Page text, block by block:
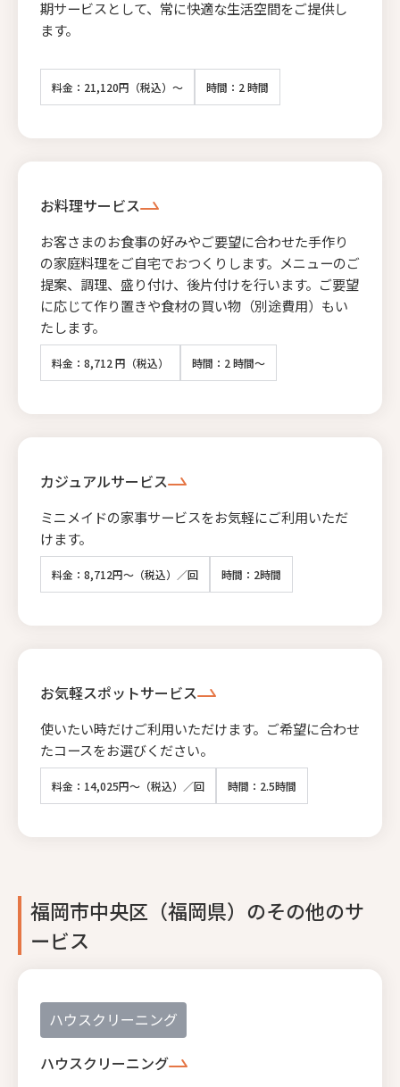
期サービスとして、常に快適な生活空間をご提供し
ます。
料金：21,120円（税込）～ 時間：2 時間
お料理サービス
お客さまのお食事の好みやご要望に合わせた手作り
の家庭料理をご自宅でおつくりします。メニューのご
提案、調理、盛り付け、後片付けを行います。ご要望
に応じて作り置きや食材の買い物（別途費用）もい
たします。
料金：8,712 円（税込） 時間：2 時間～
カジュアルサービス
ミニメイドの家事サービスをお気軽にご利用いただ
けます。
料金：8,712円～（税込）／回 時間：2時間
お気軽スポットサービス
使いたい時だけご利用いただけます。ご希望に合わせ
たコースをお選びください。
料金：14,025円～（税込）／回 時間：2.5時間
福岡市中央区（福岡県）のその他のサ
ービス
ハウスクリーニング
ハウスクリーニング